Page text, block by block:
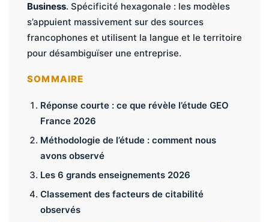
Business. Spécificité hexagonale : les modèles
s’appuient massivement sur des sources
francophones et utilisent la langue et le territoire
pour désambiguïser une entreprise.
SOMMAIRE
Réponse courte : ce que révèle l’étude GEO
France 2026
Méthodologie de l’étude : comment nous
avons observé
Les 6 grands enseignements 2026
Classement des facteurs de citabilité
observés